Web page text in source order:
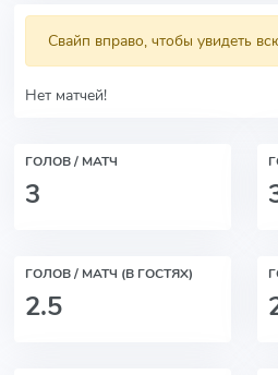
Свайп вправо, чтобы увидеть
Нет матчей!
ГОЛОВ / МАТЧ
3
ГОЛОВ / МАТЧ (В ГОСТЯХ)
2.5